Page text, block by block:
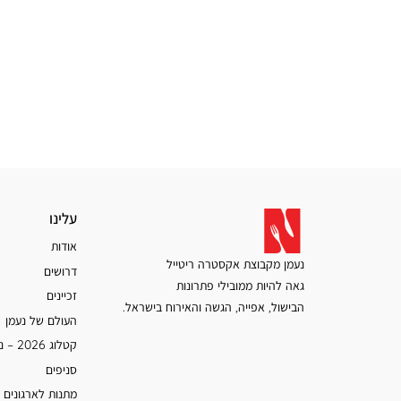
נעמן מקבוצת אקסטרה ריטייל
גאה להיות ממובילי פתרונות
הבישול, אפייה, הגשה והאירוח בישראל.
עלינו
עלינו
אודות
דרושים
זכיינים
העולם של נעמן
קטלוג 2026 – נעמן
סניפים
מתנות לארגונים